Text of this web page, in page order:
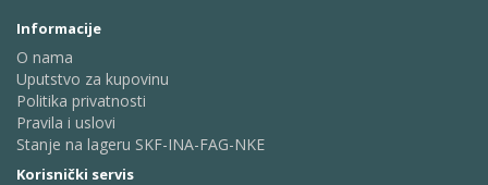
Informacije
O nama
Uputstvo za kupovinu
Politika privatnosti
Pravila i uslovi
Stanje na lageru SKF-INA-FAG-NKE
Korisnički servis